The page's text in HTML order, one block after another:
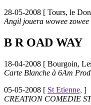
28-05-2008 [ Tours, le
Angil jouera wowee zowee
B R OAD WAY
18-04-2008 [ Bourgoin,
Carte Blanche à 6Am
05-05-2008 [ St Etienne, ]
CREATION COMEDIE